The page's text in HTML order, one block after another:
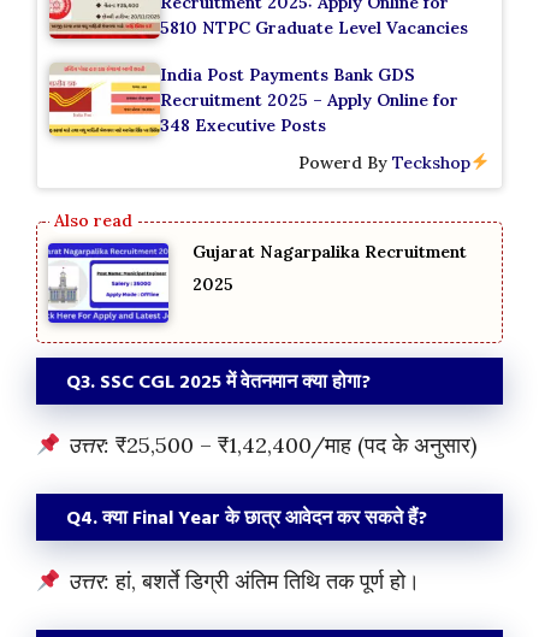
5810 NTPC Graduate Level Vacancies
India Post Payments Bank GDS
Recruitment 2025 – Apply Online for
348 Executive Posts
Powerd ByTeckshop
Gujarat Nagarpalika Recruitment
2025
Q3. SSC CGL 2025 में वेतनमान क्या होगा?
उत्तर: ₹25,500 – ₹1,42,400/माह (पद के अनुसार)
Q4. क्या Final Year के छात्र आवेदन कर सकते हैं?
उत्तर: हां, बशर्ते डिग्री अंतिम तिथि तक पूर्ण हो।